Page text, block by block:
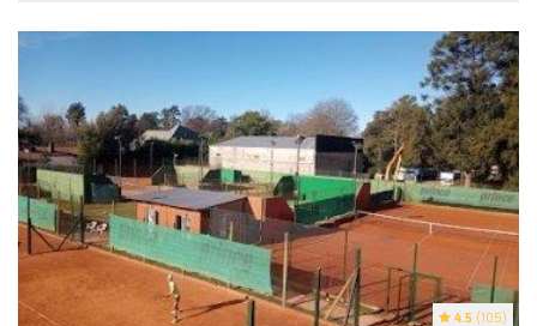
4.5 (105)